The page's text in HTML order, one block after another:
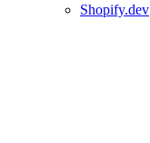
Shopify.dev